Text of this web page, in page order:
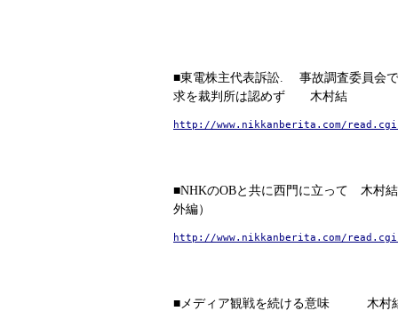
■東電株主代表訴訟. 事故調査委員会
求を裁判所は認めず 木村結
http://www.nikkanberita.com/
■NHKのOBと共に西門に立って 木村
外編）
http://www.nikkanberita.com/
■メディア観戦を続ける意味 木村